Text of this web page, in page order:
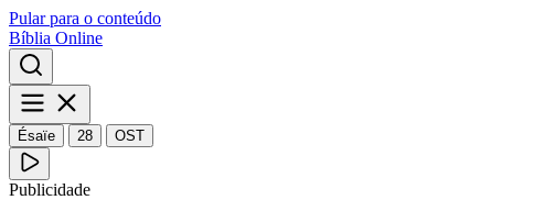
Pular para o conteúdo
Bíblia Online
Ésaïe 28 OST
Publicidade